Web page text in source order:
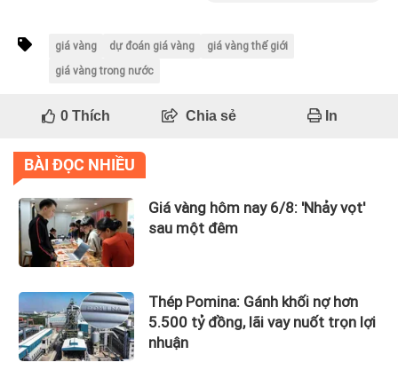
giá vàng dự đoán giá vàng
giá vàng thế giới
giá vàng trong nước
0Thích Chia sẻ In
BÀI ĐỌC NHIỀU
Giá vàng hôm nay 6/8: 'Nhảy vọt'
sau một đêm
Thép Pomina: Gánh khối nợ hơn
5.500 tỷ đồng, lãi vay nuốt trọn lợi
nhuận